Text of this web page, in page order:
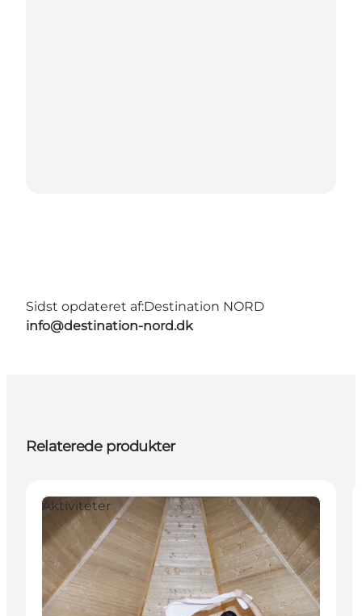
Sidst opdateret af:Destination NORD
info@destination-nord.dk
Relaterede produkter
Aktiviteter